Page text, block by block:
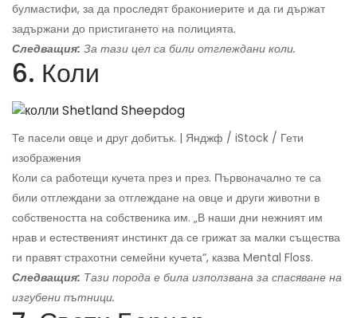
булмастифи, за да проследят бракониерите и да ги държат
задържани до пристигането на полицията.
Следващия: За тази цел са били отглеждани коли.
6. Коли
Те пасели овце и друг добитък. | Янджф / iStock / Гети
изображения
Коли са работещи кучета през и през. Първоначално те са
били отглеждани за отглеждане на овце и други животни в
собствеността на собственика им. „В наши дни нежният им
нрав и естественият инстинкт да се грижат за малки същества
ги правят страхотни семейни кучета“, казва Mental Floss.
Следващия: Тази порода е била използвана за спасяване на
изгубени пътници.